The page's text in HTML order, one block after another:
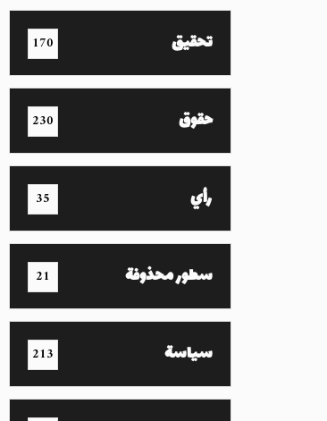
تحقيق 170
حقوق 230
رأي 35
سطور محذوفة 21
سياسة 213